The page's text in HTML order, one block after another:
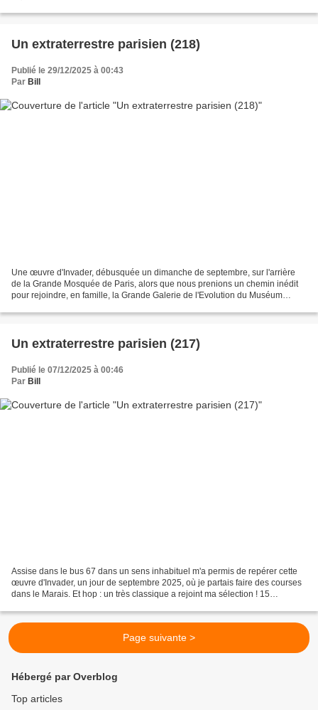
Un extraterrestre parisien (218)
Publié le 29/12/2025 à 00:43
Par Bill
Une œuvre d'Invader, débusquée un dimanche de septembre, sur l'arrière
de la Grande Mosquée de Paris, alors que nous prenions un chemin inédit
pour rejoindre, en famille, la Grande Galerie de l'Evolution du Muséum
Un extraterrestre parisien (217)
Publié le 07/12/2025 à 00:46
Par Bill
Assise dans le bus 67 dans un sens inhabituel m'a permis de repérer cette
œuvre d'Invader, un jour de septembre 2025, où je partais faire des courses
dans le Marais. Et hop : un très classique a rejoint ma sélection ! 15
Page suivante >
Hébergé par Overblog
Top articles